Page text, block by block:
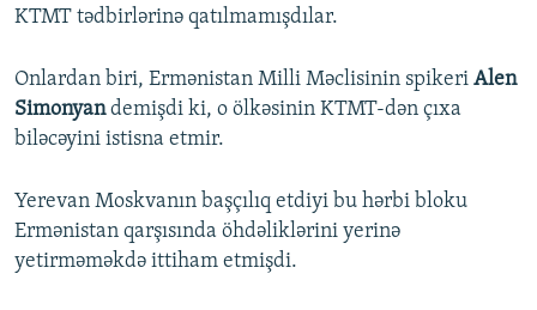
KTMT tədbirlərinə qatılmamışdılar.
Onlardan biri, Ermənistan Milli Məclisinin spikeri Alen
Simonyandemişdi ki, o ölkəsinin KTMT-dən çıxa
biləcəyini istisna etmir.
Yerevan Moskvanın başçılıq etdiyi bu hərbi bloku
Ermənistan qarşısında öhdəliklərini yerinə
yetirməməkdə ittiham etmişdi.